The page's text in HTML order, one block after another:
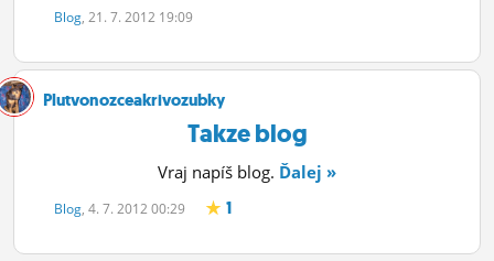
Blog, 21. 7. 2012 19:09
Plutvonozceakrivozubky
Takze blog
Vraj napíš blog. Ďalej »
Blog, 4. 7. 2012 00:29 1